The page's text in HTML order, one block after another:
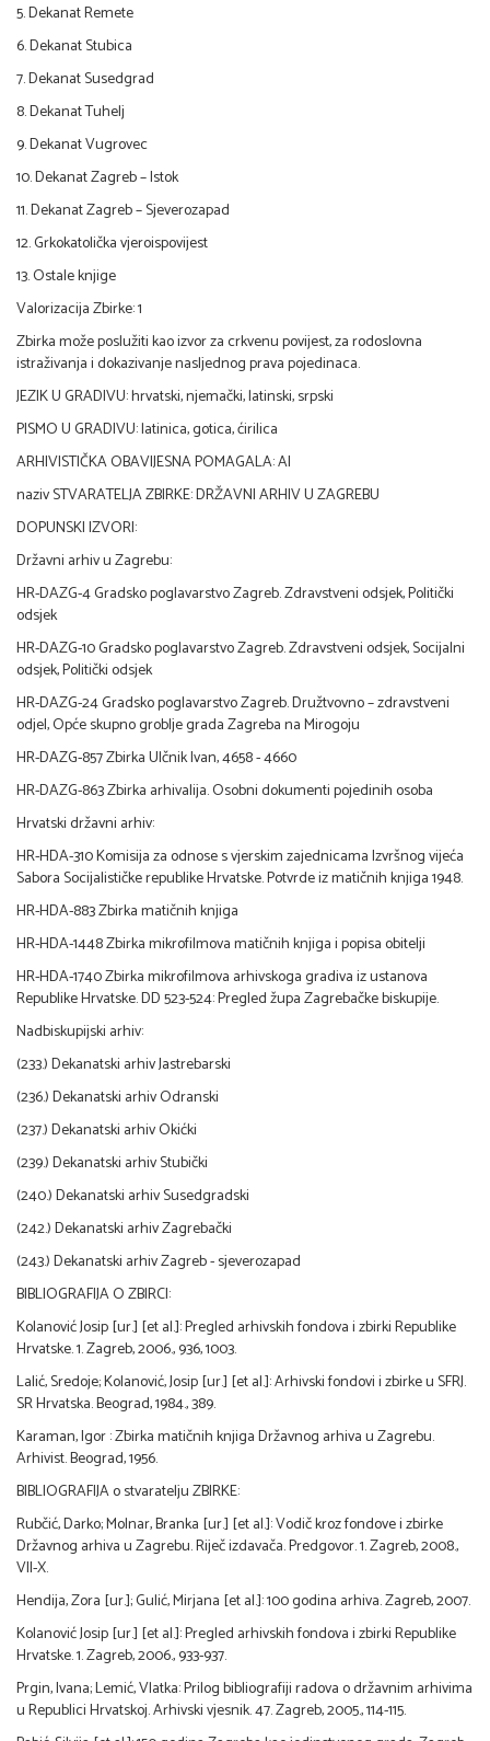
5. Dekanat Remete
6. Dekanat Stubica
7. Dekanat Susedgrad
8. Dekanat Tuhelj
9. Dekanat Vugrovec
10. Dekanat Zagreb – Istok
11. Dekanat Zagreb – Sjeverozapad
12. Grkokatolička vjeroispovijest
13. Ostale knjige
Valorizacija Zbirke: 1
Zbirka može poslužiti kao izvor za crkvenu povijest, za rodoslovna
istraživanja i dokazivanje nasljednog prava pojedinaca.
JEZIK U GRADIVU: hrvatski, njemački, latinski, srpski
PISMO U GRADIVU: latinica, gotica, ćirilica
ARHIVISTIČKA OBAVIJESNA POMAGALA: AI
naziv STVARATELJA ZBIRKE: DRŽAVNI ARHIV U ZAGREBU
DOPUNSKI IZVORI:
Državni arhiv u Zagrebu:
HR-DAZG-4 Gradsko poglavarstvo Zagreb. Zdravstveni odsjek, Politički
odsjek
HR-DAZG-10 Gradsko poglavarstvo Zagreb. Zdravstveni odsjek, Socijalni
odsjek, Politički odsjek
HR-DAZG-24 Gradsko poglavarstvo Zagreb. Družtvovno – zdravstveni
odjel, Opće skupno groblje grada Zagreba na Mirogoju
HR-DAZG-857 Zbirka Ulčnik Ivan, 4658 - 4660
HR-DAZG-863 Zbirka arhivalija. Osobni dokumenti pojedinih osoba
Hrvatski državni arhiv:
HR-HDA-310 Komisija za odnose s vjerskim zajednicama Izvršnog vijeća
Sabora Socijalističke republike Hrvatske. Potvrde iz matičnih knjiga 1948.
HR-HDA-883 Zbirka matičnih knjiga
HR-HDA-1448 Zbirka mikrofilmova matičnih knjiga i popisa obitelji
HR-HDA-1740 Zbirka mikrofilmova arhivskoga gradiva iz ustanova
Republike Hrvatske. DD 523-524: Pregled župa Zagrebačke biskupije.
Nadbiskupijski arhiv:
(233.) Dekanatski arhiv Jastrebarski
(236.) Dekanatski arhiv Odranski
(237.) Dekanatski arhiv Okićki
(239.) Dekanatski arhiv Stubički
(240.) Dekanatski arhiv Susedgradski
(242.) Dekanatski arhiv Zagrebački
(243.) Dekanatski arhiv Zagreb - sjeverozapad
BIBLIOGRAFIJA O ZBIRCI:
Kolanović Josip [ur.] [et al.]: Pregled arhivskih fondova i zbirki Republike
Hrvatske. 1. Zagreb, 2006., 936, 1003.
Lalić, Sredoje; Kolanović, Josip [ur.] [et al.]: Arhivski fondovi i zbirke u SFRJ.
SR Hrvatska. Beograd, 1984., 389.
Karaman, Igor : Zbirka matičnih knjiga Državnog arhiva u Zagrebu.
Arhivist. Beograd, 1956.
BIBLIOGRAFIJA o stvaratelju ZBIRKE:
Rubčić, Darko; Molnar, Branka [ur.] [et al.]: Vodič kroz fondove i zbirke
Državnog arhiva u Zagrebu. Riječ izdavača. Predgovor. 1. Zagreb, 2008.,
VII-X.
Hendija, Zora [ur.]; Gulić, Mirjana [et al.]: 100 godina arhiva. Zagreb, 2007.
Kolanović Josip [ur.] [et al.]: Pregled arhivskih fondova i zbirki Republike
Hrvatske. 1. Zagreb, 2006., 933-937.
Prgin, Ivana; Lemić, Vlatka: Prilog bibliografiji radova o državnim arhivima
u Republici Hrvatskoj. Arhivski vjesnik. 47. Zagreb, 2005., 114-115.